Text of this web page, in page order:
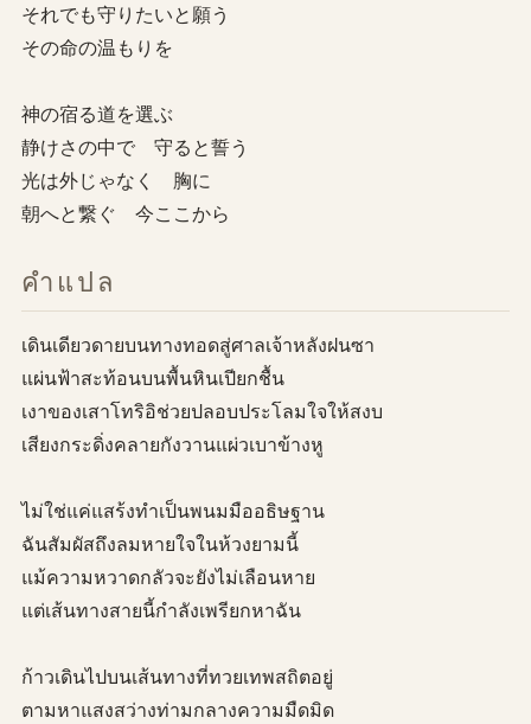
それでも守りたいと願う
その命の温もりを
神の宿る道を選ぶ
静けさの中で 守ると誓う
光は外じゃなく 胸に
朝へと繋ぐ 今ここから
คำแปล
เดินเดียวดายบนทางทอดสู่ศาลเจ้าหลังฝนซา
แผ่นฟ้าสะท้อนบนพื้นหินเปียกชื้น
เงาของเสาโทริอิช่วยปลอบประโลมใจให้สงบ
เสียงกระดิ่งคลายกังวานแผ่วเบาข้างหู
ไม่ใช่แค่แสร้งทำเป็นพนมมืออธิษฐาน
ฉันสัมผัสถึงลมหายใจในห้วงยามนี้
แม้ความหวาดกลัวจะยังไม่เลือนหาย
แต่เส้นทางสายนี้กำลังเพรียกหาฉัน
ก้าวเดินไปบนเส้นทางที่ทวยเทพสถิตอยู่
ตามหาแสงสว่างท่ามกลางความมืดมิด